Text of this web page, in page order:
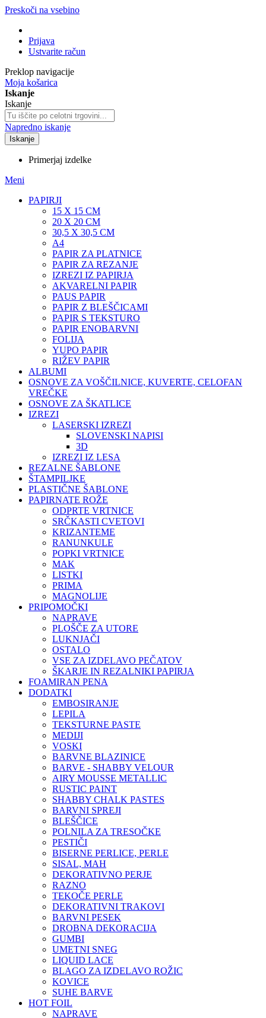
Preskoči na vsebino
Prijava
Ustvarite račun
Preklop navigacije
Moja košarica
Iskanje
Iskanje
Napredno iskanje
Iskanje
Primerjaj izdelke
Meni
PAPIRJI
15 X 15 CM
20 X 20 CM
30,5 X 30,5 CM
A4
PAPIR ZA PLATNICE
PAPIR ZA REZANJE
IZREZI IZ PAPIRJA
AKVARELNI PAPIR
PAUS PAPIR
PAPIR Z BLEŠČICAMI
PAPIR S TEKSTURO
PAPIR ENOBARVNI
FOLIJA
YUPO PAPIR
RIŽEV PAPIR
ALBUMI
OSNOVE ZA VOŠČILNICE, KUVERTE, CELOFAN
VREČKE
OSNOVE ZA ŠKATLICE
IZREZI
LASERSKI IZREZI
SLOVENSKI NAPISI
3D
IZREZI IZ LESA
REZALNE ŠABLONE
ŠTAMPILJKE
PLASTIČNE ŠABLONE
PAPIRNATE ROŽE
ODPRTE VRTNICE
SRČKASTI CVETOVI
KRIZANTEME
RANUNKULE
POPKI VRTNICE
MAK
LISTKI
PRIMA
MAGNOLIJE
PRIPOMOČKI
NAPRAVE
PLOŠČE ZA UTORE
LUKNJAČI
OSTALO
VSE ZA IZDELAVO PEČATOV
ŠKARJE IN REZALNIKI PAPIRJA
FOAMIRAN PENA
DODATKI
EMBOSIRANJE
LEPILA
TEKSTURNE PASTE
MEDIJI
VOSKI
BARVNE BLAZINICE
BARVE - SHABBY VELOUR
AIRY MOUSSE METALLIC
RUSTIC PAINT
SHABBY CHALK PASTES
BARVNI SPREJI
BLEŠČICE
POLNILA ZA TRESOČKE
PESTIČI
BISERNE PERLICE, PERLE
SISAL, MAH
DEKORATIVNO PERJE
RAZNO
TEKOČE PERLE
DEKORATIVNI TRAKOVI
BARVNI PESEK
DROBNA DEKORACIJA
GUMBI
UMETNI SNEG
LIQUID LACE
BLAGO ZA IZDELAVO ROŽIC
KOVICE
SUHE BARVE
HOT FOIL
NAPRAVE